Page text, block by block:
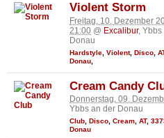
Violent Storm
Freitag, 10. Dezember
21:00 @ Excalibur, Ybbs
Donau
Hardstyle Violent, Disco
Donau
Cream Candy
Donnerstag, 09.
Ybbs an der Donau
Club Disco Cream AT,
Donau